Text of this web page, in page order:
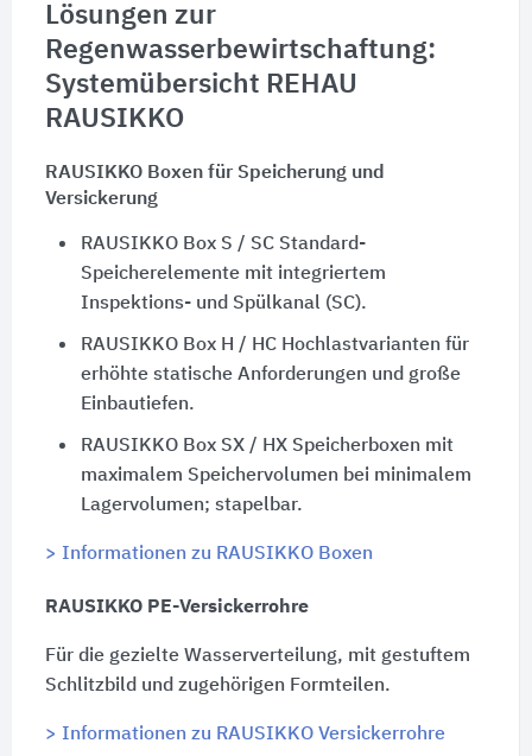
Lösungen zur
Regenwasserbewirtschaftung:
Systemübersicht REHAU
RAUSIKKO
RAUSIKKO Boxen für Speicherung und
Versickerung
RAUSIKKO Box S / SC Standard-
Speicherelemente mit integriertem
Inspektions- und Spülkanal (SC).
RAUSIKKO Box H / HC Hochlastvarianten für
erhöhte statische Anforderungen und große
Einbautiefen.
RAUSIKKO Box SX / HX Speicherboxen mit
maximalem Speichervolumen bei minimalem
Lagervolumen; stapelbar.
> Informationen zu RAUSIKKO Boxen
RAUSIKKO PE-Versickerrohre
Für die gezielte Wasserverteilung, mit gestuftem
Schlitzbild und zugehörigen Formteilen.
> Informationen zu RAUSIKKO Versickerrohre